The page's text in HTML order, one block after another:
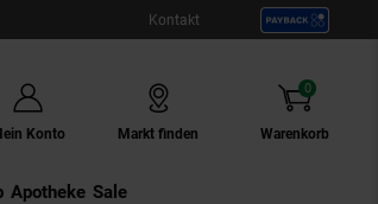
Kontakt
Konto Markt finden Warenkorb
0
Artikel
Externer Link:
Apotheke Sale